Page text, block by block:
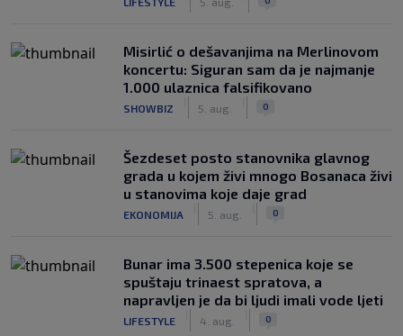
Misirlić o dešavanjima na Merlinovom
koncertu: Siguran sam da je najmanje
1.000 ulaznica falsifikovano
SHOWBIZ 5. aug. 0
Šezdeset posto stanovnika glavnog
grada u kojem živi mnogo Bosanaca živi
u stanovima koje daje grad
EKONOMIJA 5. aug. 0
Bunar imа 3.500 stepenica koje se
spuštaju trinaest spratova, a
napravljen je da bi ljudi imali vode ljeti
LIFESTYLE 4. aug. 0